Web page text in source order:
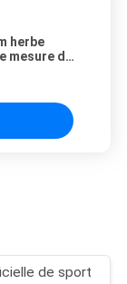
herbe
mesure de
de sport